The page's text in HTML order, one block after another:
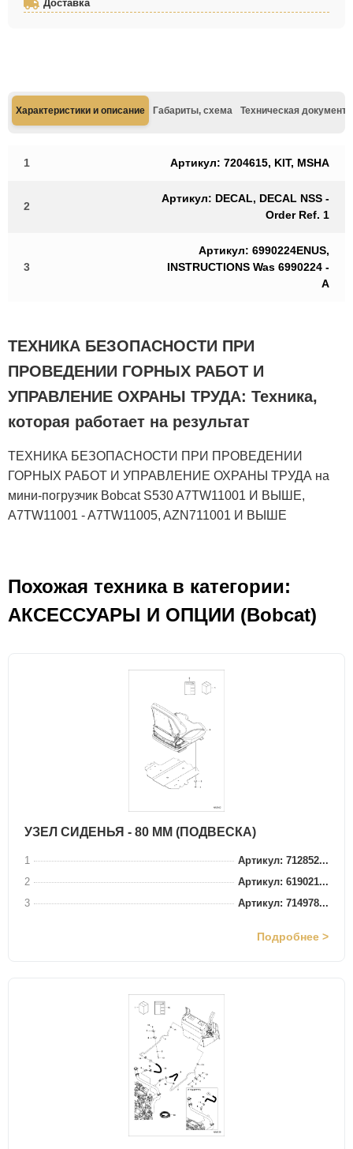
Доставка
Характеристики и описание Габариты, схема Техническая
1 Артикул: 7204615, KIT, MSHA
2
Артикул: DECAL, DECAL NSS -
Order Ref. 1
3
Артикул: 6990224ENUS,
INSTRUCTIONS Was 6990224 -
A
ТЕХНИКА БЕЗОПАСНОСТИ ПРИ
ПРОВЕДЕНИИ ГОРНЫХ РАБОТ И
УПРАВЛЕНИЕ ОХРАНЫ ТРУДА: Техника,
которая работает на результат
ТЕХНИКА БЕЗОПАСНОСТИ ПРИ ПРОВЕДЕНИИ
ГОРНЫХ РАБОТ И УПРАВЛЕНИЕ ОХРАНЫ ТРУДА на
мини-погрузчик Bobcat S530 A7TW11001 И ВЫШЕ,
A7TW11001 - A7TW11005, AZN711001 И ВЫШЕ
Похожая техника в категории:
АКСЕСCУАРЫ И ОПЦИИ (Bobcat)
УЗЕЛ СИДЕНЬЯ - 80 ММ (ПОДВЕСКА)
1
Артикул: 712852...
2
Артикул: 619021...
3
Артикул: 714978...
Подробнее >